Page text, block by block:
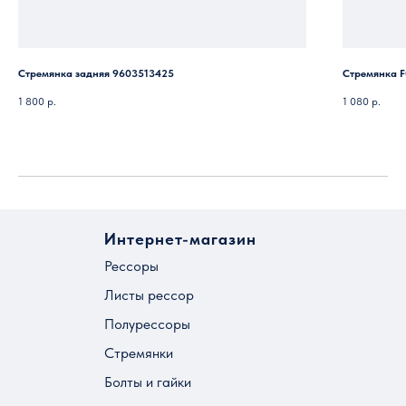
Стремянка задняя 9603513425
1 800 р.
Стремянка
1 080 р.
Интернет-магазин
Рессоры
Листы рессор
Полурессоры
Стремянки
Болты и гайки